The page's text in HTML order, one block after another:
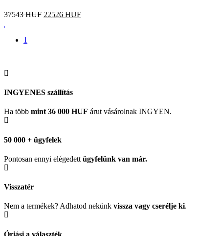
37543 HUF 22526 HUF
1
INGYENES szállítás
Ha több mint 36 000 HUF árut vásárolnak INGYEN.
50 000 + ügyfelek
Pontosan ennyi elégedett ügyfelünk van már.
Visszatér
Nem a termékek? Adhatod nekünk vissza vagy cserélje ki.
Óriási a választék